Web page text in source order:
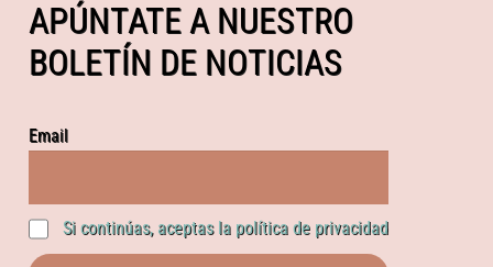
APÚNTATE A NUESTRO
BOLETÍN DE NOTICIAS
Email
Si continúas, aceptas la política de privacidad